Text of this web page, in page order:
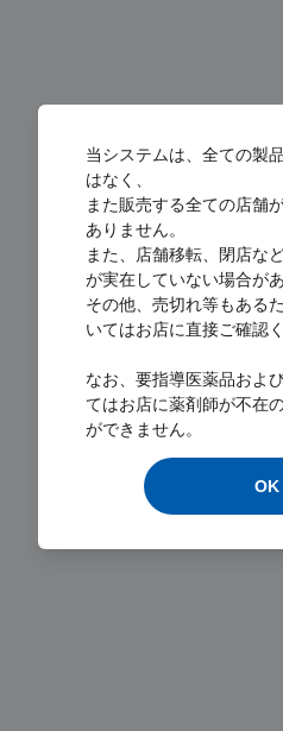
当システムは、全ての製
はなく、
また販売する全ての店舗
ありません。
また、店舗移転、閉店な
が実在していない場合があ
その他、売切れ等もある
いてはお店に直接ご確認く
なお、要指導医薬品およ
てはお店に薬剤師が不在
ができません。
OK